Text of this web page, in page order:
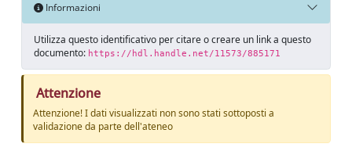
Informazioni
Utilizza questo identificativo per citare o creare un link a questo
documento: https://hdl.handle.net/11573/885171
Attenzione
Attenzione! I dati visualizzati non sono stati sottoposti a
validazione da parte dell'ateneo